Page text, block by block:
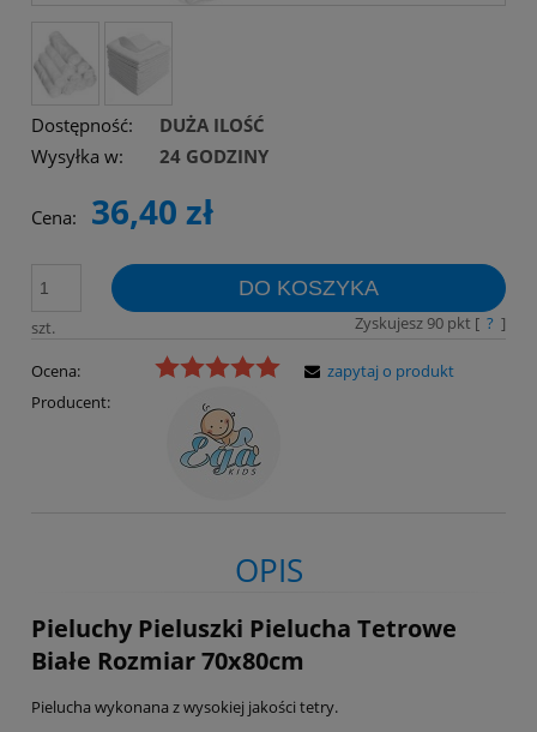
Dostępność:
DUŻA ILOŚĆ
Wysyłka w:
24 GODZINY
Cena: 36,40 zł
szt.
DO KOSZYKA
Zyskujesz 90pkt [ ? ]
Ocena:
Producent:
zapytaj o produkt
OPIS
Pieluchy Pieluszki Pielucha Tetrowe
Białe Rozmiar 70x80cm
Pielucha wykonana z wysokiej jakości tetry.